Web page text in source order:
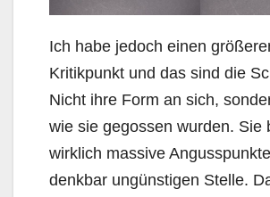
Ich habe jedoch einen
Kritikpunkt und das sind die
Nicht ihre Form an sich,
wie sie gegossen wurden. Sie
wirklich massive
denkbar ungünstigen Stelle.